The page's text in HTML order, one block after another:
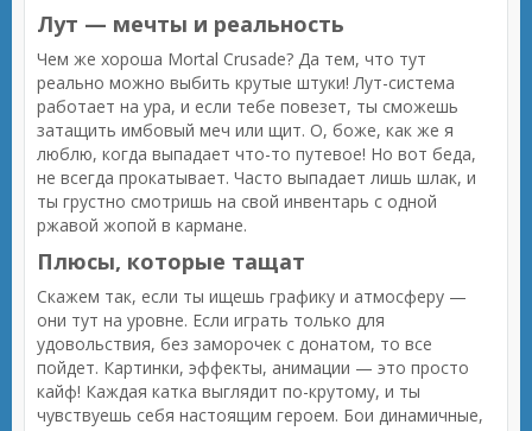
Лут — мечты и реальность
Чем же хороша Mortal Crusade? Да тем, что тут
реально можно выбить крутые штуки! Лут-система
работает на ура, и если тебе повезет, ты сможешь
затащить имбовый меч или щит. О, боже, как же я
люблю, когда выпадает что-то путевое! Но вот беда,
не всегда прокатывает. Часто выпадает лишь шлак, и
ты грустно смотришь на свой инвентарь с одной
ржавой жопой в кармане.
Плюсы, которые тащат
Скажем так, если ты ищешь графику и атмосферу —
они тут на уровне. Если играть только для
удовольствия, без заморочек с донатом, то все
пойдет. Картинки, эффекты, анимации — это просто
кайф! Каждая катка выглядит по-крутому, и ты
чувствуешь себя настоящим героем. Бои динамичные,